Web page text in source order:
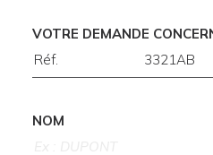
VOTRE DEMANDE
NOM